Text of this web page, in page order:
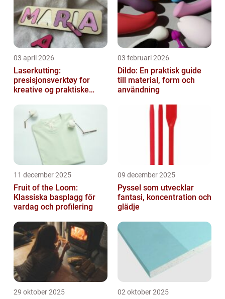
03 april 2026
Laserkutting:
presisjonsverktøy for
kreative og praktiske
03 februari 2026
Dildo: En praktisk guide
till material, form och
användning
11 december 2025
Fruit of the Loom:
Klassiska basplagg för
vardag och profilering
09 december 2025
Pyssel som utvecklar
fantasi, koncentration och
glädje
29 oktober 2025 02 oktober 2025